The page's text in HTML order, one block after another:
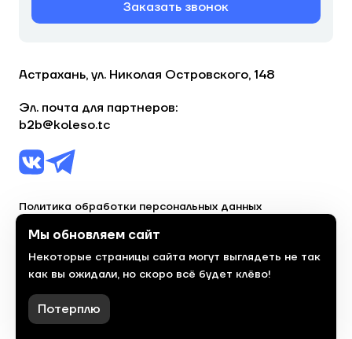
Заказать звонок
Астрахань, ул. Николая Островского, 148
Эл. почта для партнеров:
b2b@koleso.tc
Политика обработки персональных данных
© 2023, торгово-сервисная сеть «Колесо»
Политика конфиденциальности
Сделано
красиво
Мы обновляем сайт
Некоторые страницы сайта могут выглядеть не так
как вы ожидали, но скоро всё будет клёво!
Потерплю